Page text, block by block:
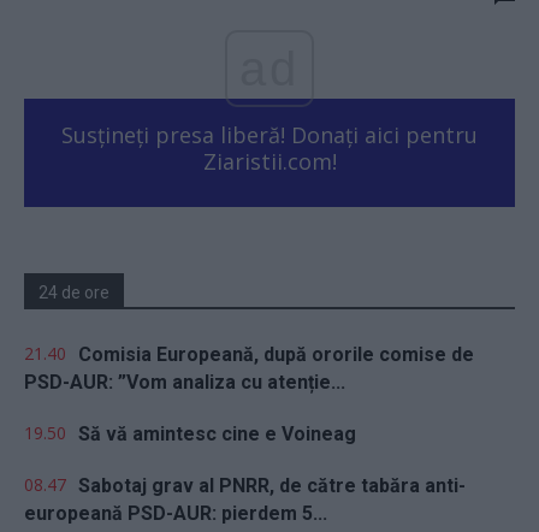
Susțineți presa liberă! Donați aici pentru
Ziaristii.com!
24 de ore
21.40
Comisia Europeană, după ororile comise de
PSD-AUR: ”Vom analiza cu atenție...
19.50 Să vă amintesc cine e Voineag
08.47 Sabotaj grav al PNRR, de către tabăra anti-
europeană PSD-AUR: pierdem 5...